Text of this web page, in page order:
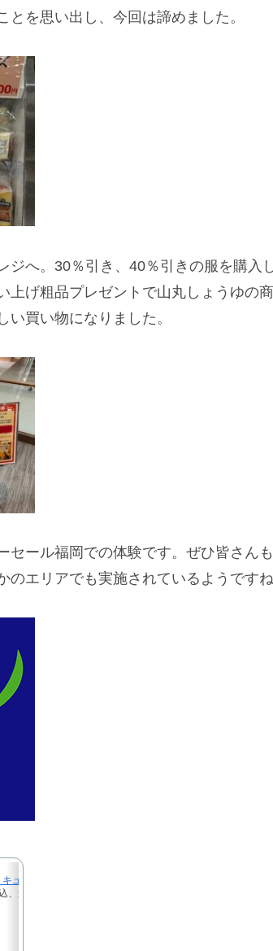
を思い出し、今回は諦めました。
ジへ。30％引き、40％引きの服を購入
上げ粗品プレゼントで山丸しょうゆの
い買い物になりました。
セール福岡での体験です。ぜひ皆さん
エリアでも実施されているようですね
キュール ヨー子 720ml 楯野川 山形県 地酒
、送料別)